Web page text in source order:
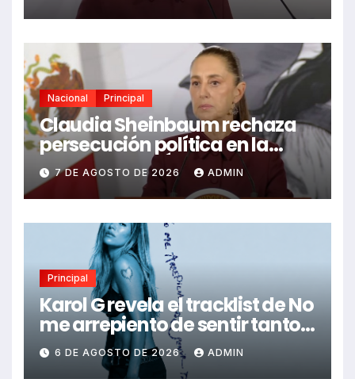
Nacional Principal
Claudia Sheinbaum rechaza
persecución política en la
detención de Ángel Aguirre
7 DE AGOSTO DE 2026 ADMIN
Principal
Karol G revela el tracklist de No
me arrepiento de sentir tanto:
Drake, Bruno Mars y más
estrellas se suman al álbum
6 DE AGOSTO DE 2026 ADMIN